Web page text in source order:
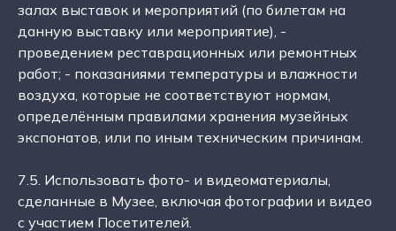
залах выставок и мероприятий (по билетам на
данную выставку или мероприятие), -
проведением реставрационных или ремонтных
работ; - показаниями температуры и влажности
воздуха, которые не соответствуют нормам,
определённым правилами хранения музейных
экспонатов, или по иным техническим причинам.
7.5. Использовать фото- и видеоматериалы,
сделанные в Музее, включая фотографии и видео
с участием Посетителей.